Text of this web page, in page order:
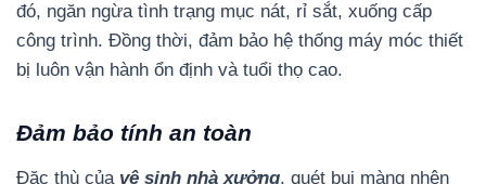
đó, ngăn ngừa tình trạng mục nát, rỉ sắt, xuống cấp
công trình. Đồng thời, đảm bảo hệ thống máy móc thiết
bị luôn vận hành ổn định và tuổi thọ cao.
Đảm bảo tính an toàn
Đặc thù của vệ sinh nhà xưởng, quét bụi màng nhện